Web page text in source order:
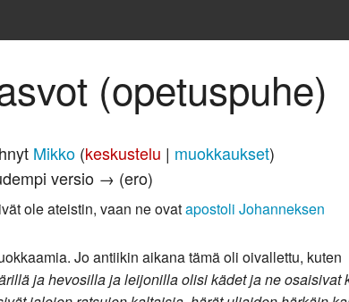
(opetuspuhe)
Mikko (keskustelu | muokkaukset)
versio → (ero)
ole ateistin, vaan ne ovatapostoli Johanneksen
Jo antiikin aikana tämä oli oivallettu, kuten
ja hevosilla ja leijonilla olisi kädet ja ne osaisivat